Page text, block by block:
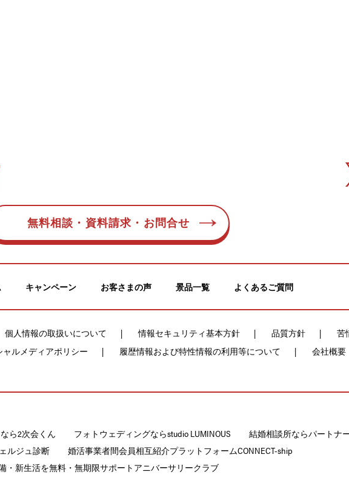
無料相談・資料請求・お問合せ
キャンペーン お客さまの声 景品一覧 よくあるご質問
個人情報の取扱いについて 情報セキュリティ基本方針 品質方針
苦
ャルメディアポリシー 履歴情報および特性情報の利用等について 会社概要
ら2次会くん フォトウェディングならstudio LUMINOUS
結婚相談所ならパートナ
ルジュ診断
婚活事業者間会員相互紹介プラットフォームCONNECT-ship
・新生活を無料・無期限サポートアニバーサリークラブ